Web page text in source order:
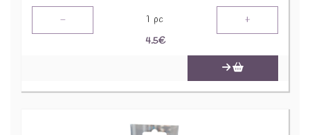
- 1 pc +
4.5€